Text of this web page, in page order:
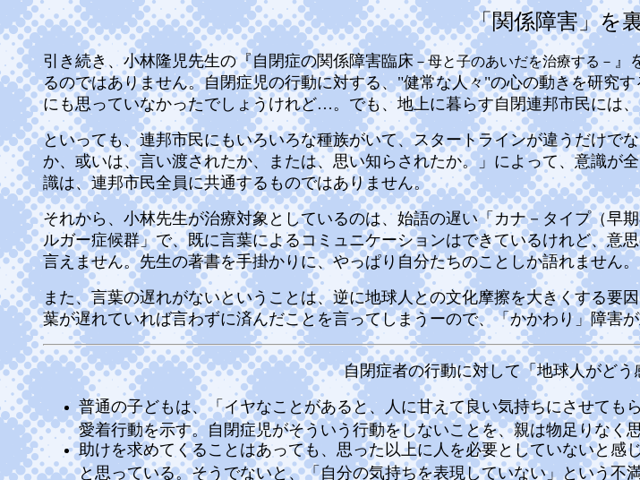
「関係障害」を
引き続き、小林隆児先生の『自閉症の関係障害臨床－母と子のあいだを治療する－ 』
るのではありません。自閉症児の行動に対する、"健常な人々"の心の動きを研究
にも思っていなかったでしょうけれど…。でも、地上に暮らす自閉連邦市民には
といっても、連邦市民にもいろいろな種族がいて、スタートラインが違うだけで
か、或いは、言い渡されたか、または、思い知らされたか。」によって、意識が
識は、連邦市民全員に共通するものではありません。
それから、小林先生が治療対象としているのは、始語の遅い「カナ－タイプ（早
ルガー症候群」で、既に言葉によるコミュニケーションはできているけれど、意
言えません。先生の著書を手掛かりに、やっぱり自分たちのことしか語れません
また、言葉の遅れがないということは、逆に地球人との文化摩擦を大きくする
葉が遅れていれば言わずに済んだことを言ってしまうーので、「かかわり」障害
自閉症者の行動に対して「地球人がど
普通の子どもは、「イヤなことがあると、人に甘えて良い気持ちにさせて
愛着行動を示す。自閉症児がそういう行動をしないことを、親は物足りなく
助けを求めてくることはあっても、思った以上に人を必要としていないと
と思っている。そうでないと、「自分の気持ちを表現していない」という不